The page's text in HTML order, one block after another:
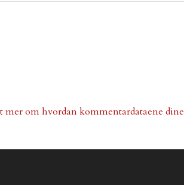
mer om hvordan kommentardataene dine